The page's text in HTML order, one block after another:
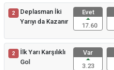
2
Deplasman İki
Yarıyı da Kazanır
Evet
17.60
2
İlk Yarı Karşılıklı
Gol
Var
3.23